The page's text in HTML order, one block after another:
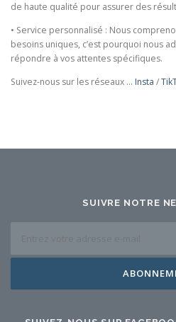
de haute qualité pour assurer des
• Service personnalisé : Nous
besoins uniques, c’est pourquoi nous
répondre à vos attentes spécifiques.
Suivez-nous sur les réseaux … Insta /
SUIVRE NOTRE